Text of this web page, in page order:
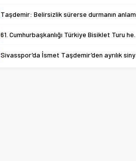
Taşdemir: Belirsizlik sürerse durmanın anlamı yok
61. Cumhurbaşkanlığı Türkiye Bisiklet Turu heyecanı başlıyor
Sivasspor’da İsmet Taşdemir’den ayrılık sinyali!